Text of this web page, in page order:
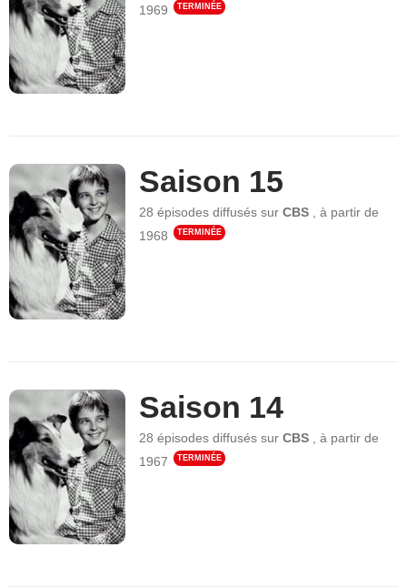
1969
TERMINÉE
Saison 15
28 épisodes diffusés surCBS ,à partir de
1968
TERMINÉE
Saison 14
28 épisodes diffusés surCBS ,à partir de
1967
TERMINÉE